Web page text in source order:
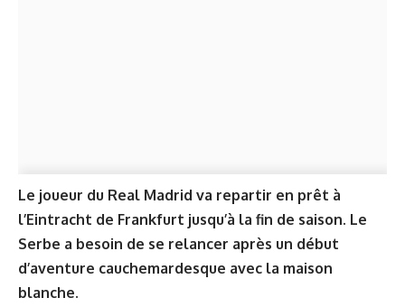
Le joueur du Real Madrid va repartir en prêt à
l’Eintracht de Frankfurt jusqu’à la fin de saison. Le
Serbe a besoin de se relancer après un début
d’aventure cauchemardesque avec la maison
blanche.